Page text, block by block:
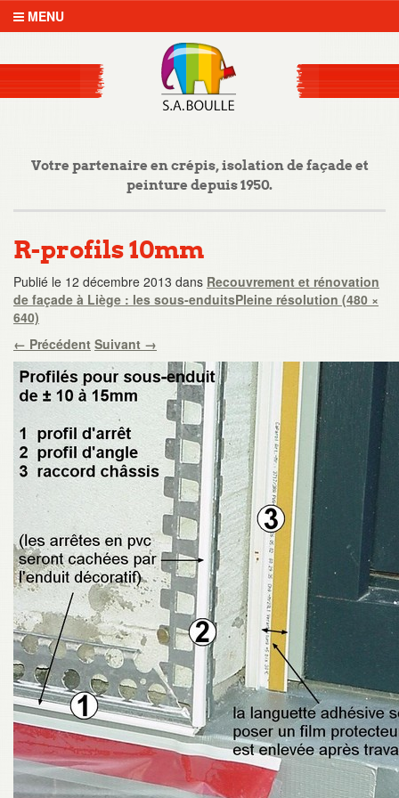
MENU
Votre partenaire en crépis, isolation de façade et
peinture depuis 1950.
R-profils 10mm
Publié le 12 décembre 2013 dans Recouvrement et rénovation
de façade à Liège : les sous-enduitsPleine résolution (480 ×
640)
← Précédent Suivant →